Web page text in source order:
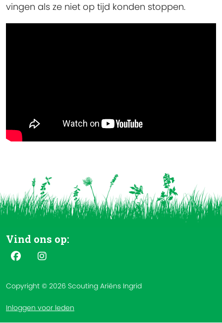
vingen als ze niet op tijd konden stoppen.
Vind ons op:
Copyright © 2026 Scouting Ariëns Ingrid
Inloggen voor leden